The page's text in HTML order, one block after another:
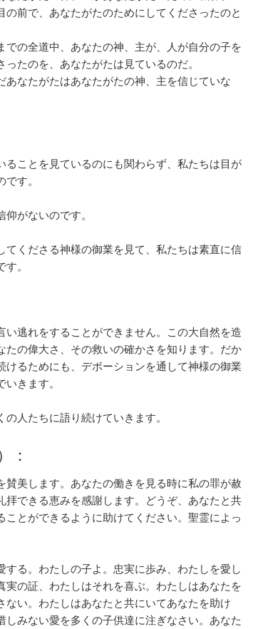
の前で、あなたがたのためにしてくださったのと
での全道中、あなたの神、主が、人が自分の子を
たのを、あなたがたは見ているのだ。
あなたがたはあなたがたの神、主を信じていな
ることを見ているのにも関わらず、私たちは目が
す。
がないのです。
てくださる神様の御業を見て、私たちは素直に信
。
逃れをすることができません。この大自然を造
たの偉大さ、その救いの確かさを知ります。だか
けるためにも、デボーションを通して神様の御業
きます。
人たちに語り続けていきます。
：
賛美します。あなたの働きを見る時に私の罪が赦
拝できる恵みを感謝します。どうぞ、あなたと共
ことができるように助けてください。聖霊によっ
る。わたしの子よ。忠実に歩み、わたしを愛し
の証、わたしはそれを喜ぶ。わたしはあなたを
ない。わたしはあなたと共にいてあなたを助け
しみない愛を多くの子供達に注ぎなさい。あなた